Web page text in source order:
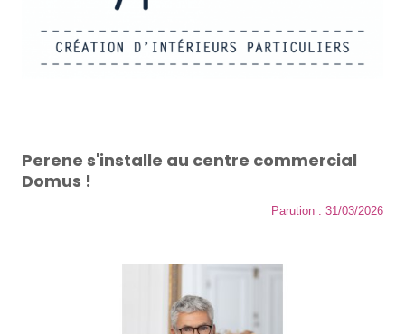
Perene s'installe au centre commercial
Domus !
Parution : 31/03/2026